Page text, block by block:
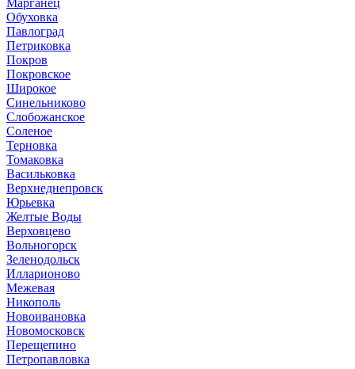
Марганец
Обуховка
Павлоград
Петриковка
Покров
Покровское
Широкое
Синельниково
Слобожанское
Соленое
Терновка
Томаковка
Васильковка
Верхнеднепровск
Юрьевка
Желтые Воды
Верховцево
Вольногорск
Зеленодольск
Илларионово
Межевая
Никополь
Новоивановка
Новомосковск
Перещепино
Петропавловка